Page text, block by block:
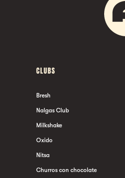
CLUBS
Bresh
Nalgas Club
Milkshake
Oxido
Nitsa
Churros con chocolate